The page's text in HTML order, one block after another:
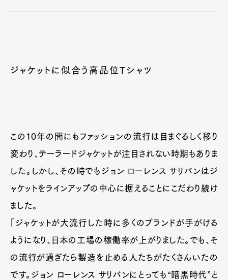
ジャケットに似合う高品位Tシャツ
この10年の間にもファッションの流行は目まぐるしく移り
変わり、テーラードジャケットが注目されない時期もありま
した。しかし、その時でもジョン ローレンス サリバンはジ
ャケットをラインアップの中心に据えることにこだわり続け
ました。
「ジャケットが大流行した時に多くのブランドが手がける
ようになり、日本の工場の稼働率が上がりました。でも、そ
の流行が過ぎたら製造を止める人たちがたくさんいたの
です。ジョン ローレンス サリバンにとっても“暗黒時代”と